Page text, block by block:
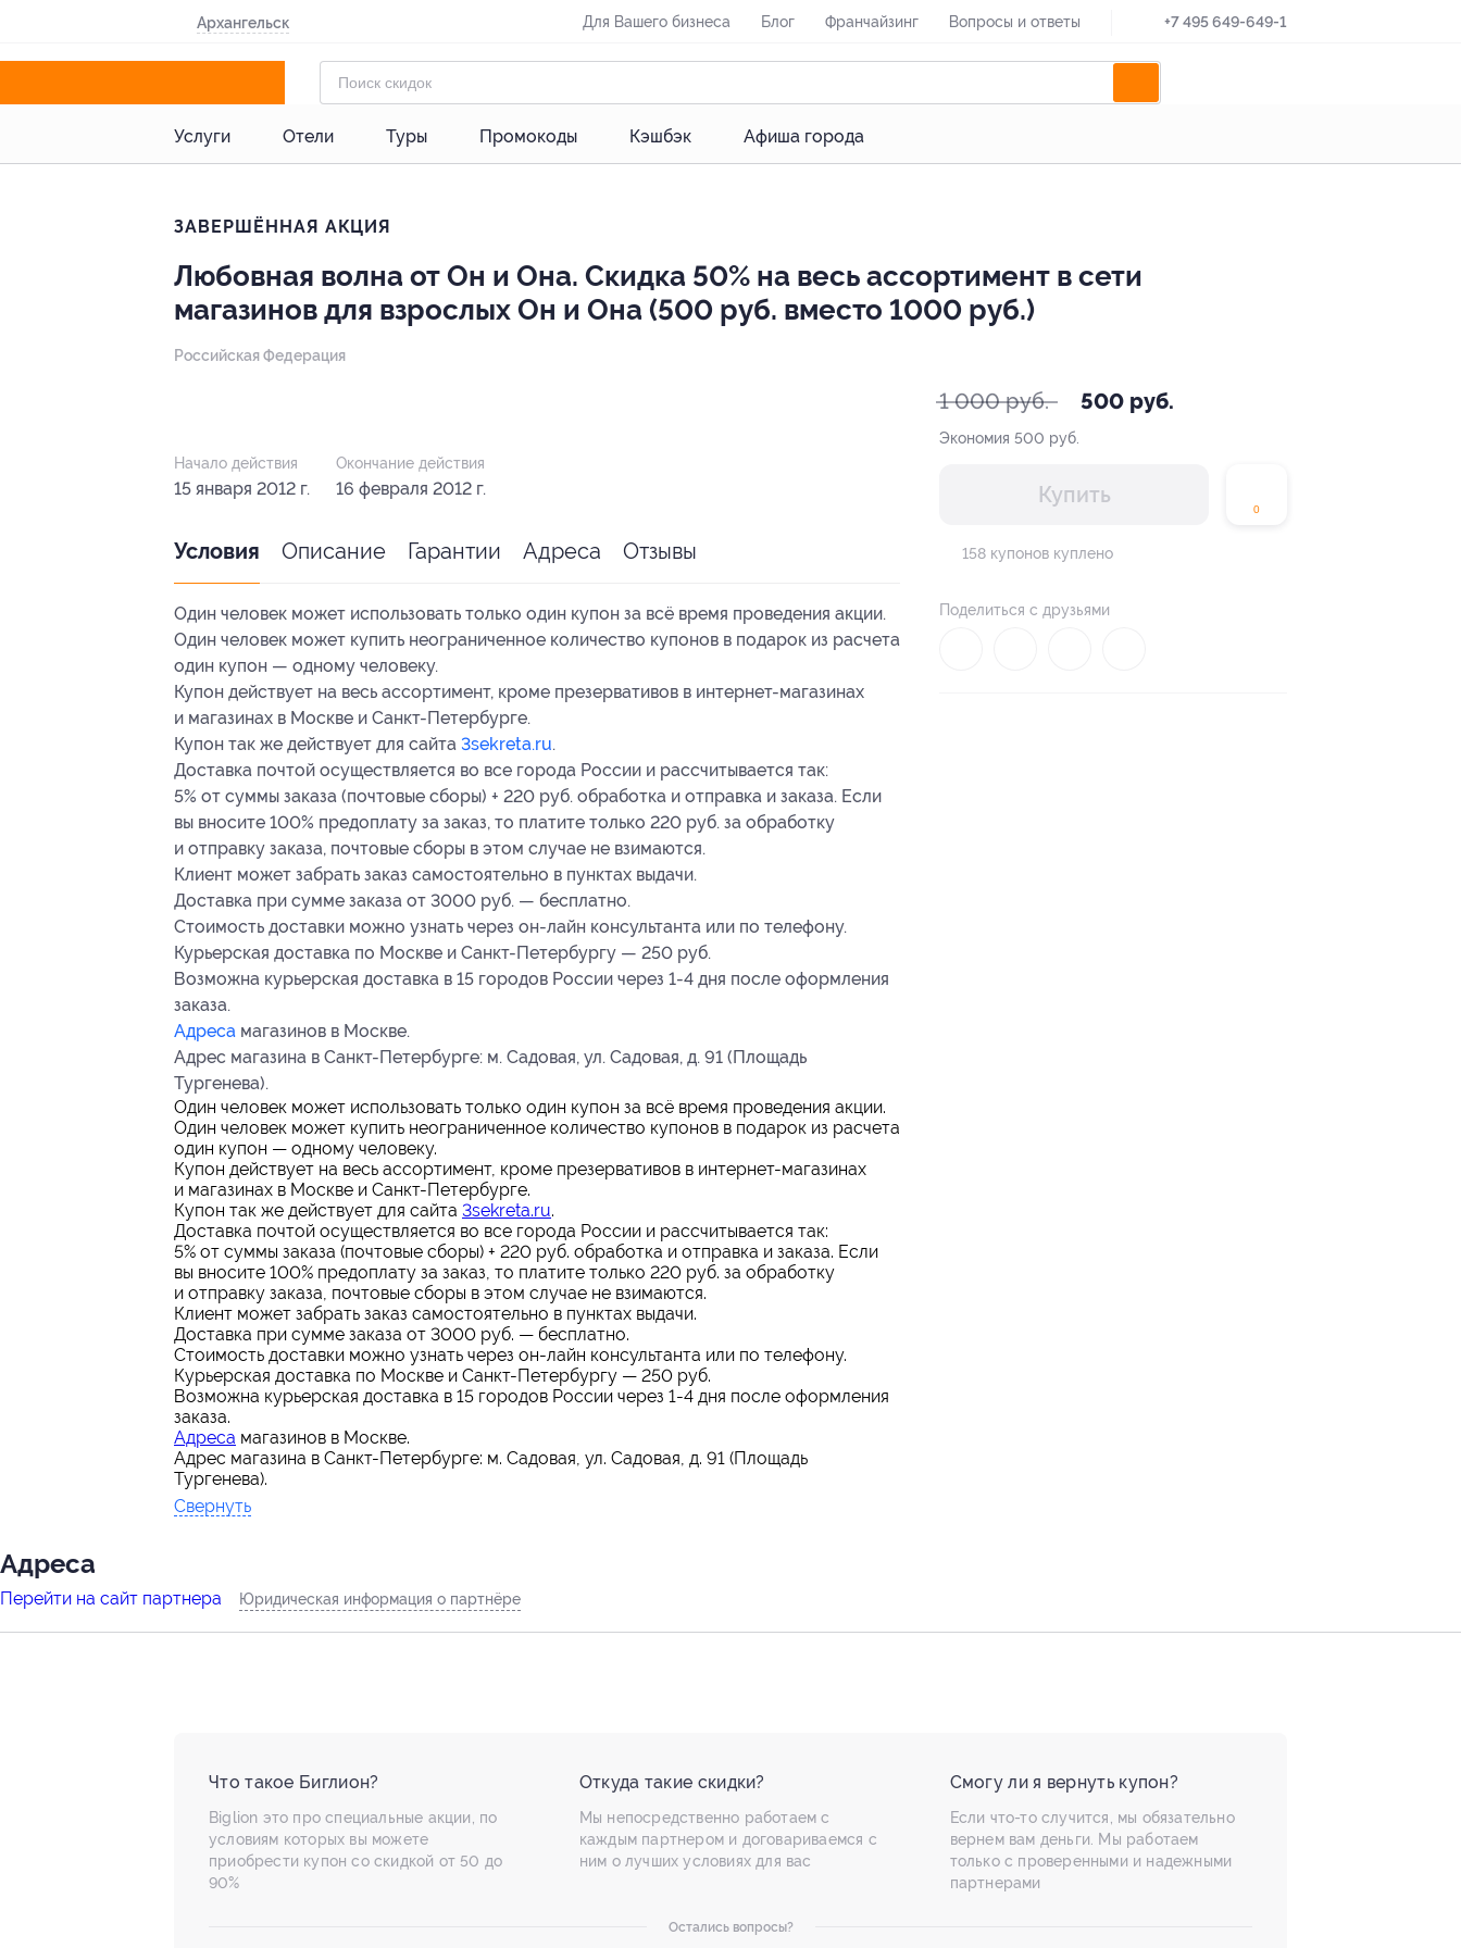
Архангельск Для Вашего бизнеса Блог Франчайзинг Вопросы и ответы +7 495 649-649-1
Услуги Отели Туры Промокоды Кэшбэк Афиша города
ЗАВЕРШЁННАЯ АКЦИЯ
Любовная волна от Он и Она. Скидка 50% на весь ассортимент в сети
магазинов для взрослых Он и Она (500 руб. вместо 1000 руб.)
Российская Федерация
1 000 руб. 500 руб.
Экономия 500 руб.
Купить
0
158 купонов куплено
Поделиться с друзьями
Начало действия
15 января 2012 г.
Окончание действия
16 февраля 2012 г.
Условия Описание Гарантии Адреса Отзывы
Один человек может использовать только один купон за всё время проведения акции.
Один человек может купить неограниченное количество купонов в подарок из расчета
один купон — одному человеку.
Купон действует на весь ассортимент, кроме презервативов в интернет-магазинах
и магазинах в Москве и Санкт-Петербурге.
Купон так же действует для сайта 3sekreta.ru.
Доставка почтой осуществляется во все города России и рассчитывается так:
5% от суммы заказа (почтовые сборы) + 220 руб. обработка и отправка и заказа. Если
вы вносите 100% предоплату за заказ, то платите только 220 руб. за обработку
и отправку заказа, почтовые сборы в этом случае не взимаются.
Клиент может забрать заказ самостоятельно в пунктах выдачи.
Доставка при сумме заказа от 3000 руб. — бесплатно.
Стоимость доставки можно узнать через он-лайн консультанта или по телефону.
Курьерская доставка по Москве и Санкт-Петербургу — 250 руб.
Возможна курьерская доставка в 15 городов России через 1-4 дня после оформления
заказа.
Адреса магазинов в Москве.
Адрес магазина в Санкт-Петербурге: м. Садовая, ул. Садовая, д. 91 (Площадь
Тургенева).
Один человек может использовать только один купон за всё время проведения акции.
Один человек может купить неограниченное количество купонов в подарок из расчета
один купон — одному человеку.
Купон действует на весь ассортимент, кроме презервативов в интернет-магазинах
и магазинах в Москве и Санкт-Петербурге.
Купон так же действует для сайта 3sekreta.ru.
Доставка почтой осуществляется во все города России и рассчитывается так:
5% от суммы заказа (почтовые сборы) + 220 руб. обработка и отправка и заказа. Если
вы вносите 100% предоплату за заказ, то платите только 220 руб. за обработку
и отправку заказа, почтовые сборы в этом случае не взимаются.
Клиент может забрать заказ самостоятельно в пунктах выдачи.
Доставка при сумме заказа от 3000 руб. — бесплатно.
Стоимость доставки можно узнать через он-лайн консультанта или по телефону.
Курьерская доставка по Москве и Санкт-Петербургу — 250 руб.
Возможна курьерская доставка в 15 городов России через 1-4 дня после оформления
заказа.
Адреса магазинов в Москве.
Адрес магазина в Санкт-Петербурге: м. Садовая, ул. Садовая, д. 91 (Площадь
Тургенева).
Свернуть
Адресa
Перейти на сайт партнера Юридическая информация о партнёре
Что такое Биглион?
Biglion это про специальные акции, по
условиям которых вы можете
приобрести купон со скидкой от 50 до
90%
Откуда такие скидки?
Мы непосредственно работаем с
каждым партнером и договариваемся с
ним о лучших условиях для вас
Смогу ли я вернуть купон?
Если что-то случится, мы обязательно
вернем вам деньги. Мы работаем
только с проверенными и надежными
партнерами
Остались вопросы?